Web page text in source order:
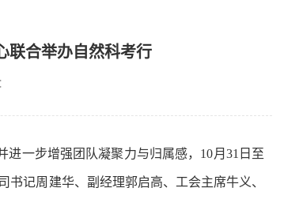
合举办自然科考行
一步增强团队凝聚力与归属感，10月31日至
书记周建华、副经理郭启高、工会主席牛义、